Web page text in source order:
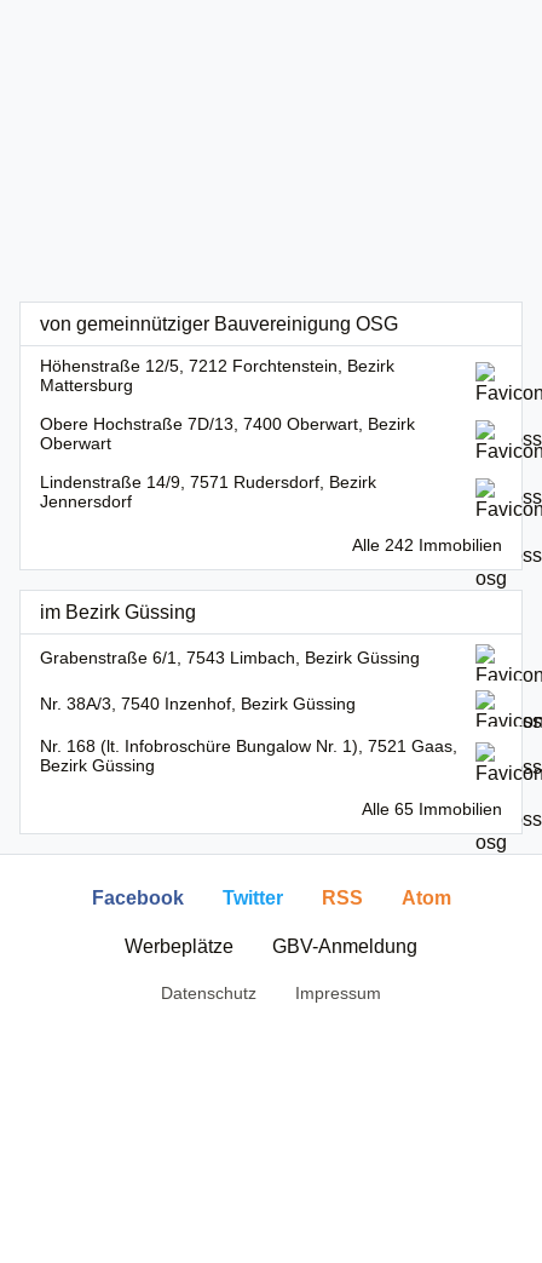
von gemeinnütziger Bauvereinigung OSG
Höhenstraße 12/5, 7212 Forchtenstein, Bezirk
Mattersburg
Obere Hochstraße 7D/13, 7400 Oberwart, Bezirk
Oberwart
Lindenstraße 14/9, 7571 Rudersdorf, Bezirk
Jennersdorf
Alle 242 Immobilien
im Bezirk Güssing
Grabenstraße 6/1, 7543 Limbach, Bezirk Güssing
Nr. 38A/3, 7540 Inzenhof, Bezirk Güssing
Nr. 168 (lt. Infobroschüre Bungalow Nr. 1), 7521 Gaas,
Bezirk Güssing
Alle 65 Immobilien
Facebook Twitter RSS Atom
Werbeplätze GBV-Anmeldung
Datenschutz Impressum